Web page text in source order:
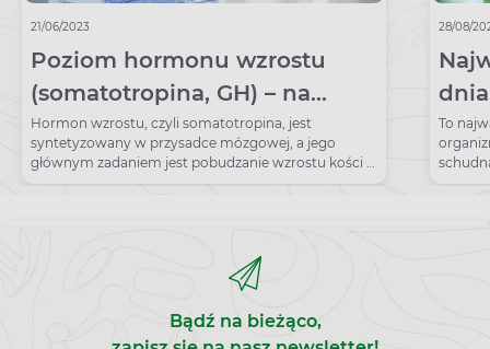
21/06/2023
Poziom hormonu wzrostu
(somatotropina, GH) – na
czym polega badanie? Normy,
wskazania, przygotowanie
Hormon wzrostu, czyli somatotropina, jest
syntetyzowany w przysadce mózgowej, a jego
głównym zadaniem jest pobudzanie wzrostu kości i
produkcji różnego rodzaju białek. Ten hormon
chorób, u podłoża których leży zaburzenie jej
wydzielania, w tym niskorosłość, akromegalię, a
28/08/
To
Bądź na bieżąco,